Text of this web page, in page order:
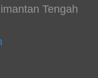
Tengah